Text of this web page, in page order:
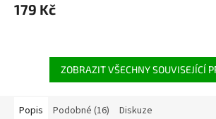
179 Kč
ZOBRAZIT VŠECHNY SOUVISEJÍCÍ
Popis Podobné (16) Diskuze